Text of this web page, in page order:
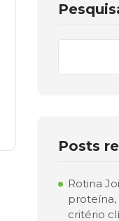
Posts
Rotina
critério